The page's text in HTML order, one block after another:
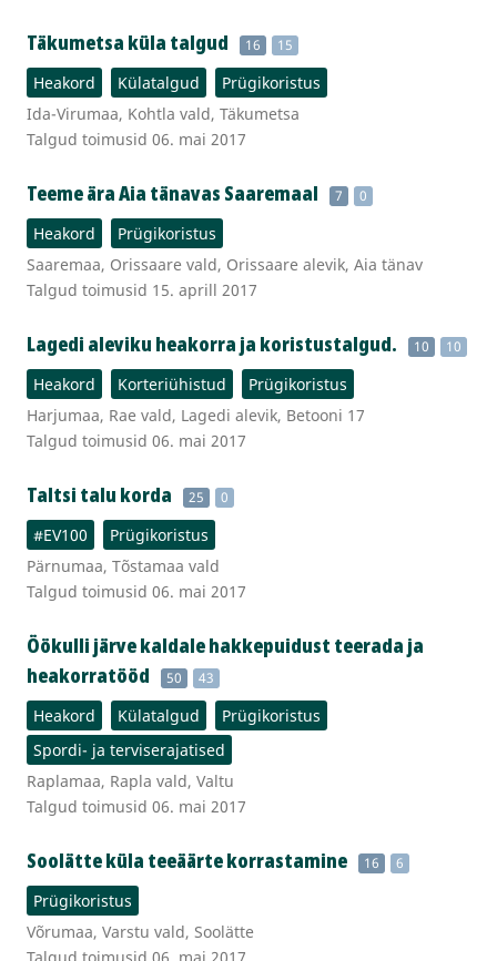
Täkumetsa küla talgud 16 15
Heakord Külatalgud
Prügikoristus
Ida-Virumaa, Kohtla vald, Täkumetsa
Talgud toimusid 06. mai 2017
Teeme ära Aia tänavas Saaremaal 7 0
Heakord
Prügikoristus
Saaremaa, Orissaare vald, Orissaare alevik, Aia tänav
Talgud toimusid 15. aprill 2017
Lagedi aleviku heakorra ja koristustalgud. 10 10
Heakord Korteriühistud
Prügikoristus
Harjumaa, Rae vald, Lagedi alevik, Betooni 17
Talgud toimusid 06. mai 2017
Taltsi talu korda 25 0
#EV100
Prügikoristus
Pärnumaa, Tõstamaa vald
Talgud toimusid 06. mai 2017
Öökulli järve kaldale hakkepuidust teerada ja
heakorratööd
50 43
Heakord Külatalgud
Prügikoristus
Spordi- ja terviserajatised
Raplamaa, Rapla vald, Valtu
Talgud toimusid 06. mai 2017
Soolätte küla teeäärte korrastamine 16 6
Prügikoristus
Võrumaa, Varstu vald, Soolätte